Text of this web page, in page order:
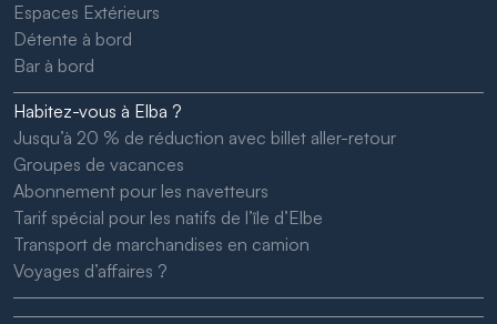
Espaces Extérieurs
Détente à bord
Bar à bord
Habitez-vous à Elba ?
Jusqu’à 20 % de réduction avec billet aller-retour
Groupes de vacances
Abonnement pour les navetteurs
Tarif spécial pour les natifs de l’île d’Elbe
Transport de marchandises en camion
Voyages d’affaires ?